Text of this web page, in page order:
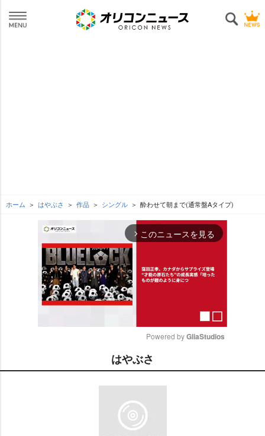
ホーム はやぶさ 作品 シングル 酔わせて朝まで(通常盤Aタイプ)
arrow_forward_ios このニュースを見る
u
Powered by GliaStudios
はやぶさ